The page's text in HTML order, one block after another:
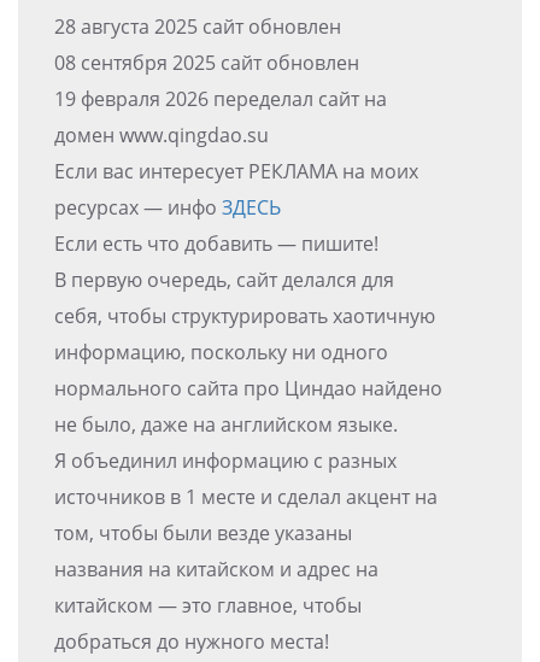
28 августа 2025 сайт обновлен
08 сентября 2025 сайт обновлен
19 февраля 2026 переделал сайт на
домен www.qingdao.su
Если вас интересует РЕКЛАМА на моих
ресурсах — инфо ЗДЕСЬ
Если есть что добавить — пишите!
В первую очередь, сайт делался для
себя, чтобы структурировать хаотичную
информацию, поскольку ни одного
нормального сайта про Циндао найдено
не было, даже на английском языке.
Я объединил информацию с разных
источников в 1 месте и сделал акцент на
том, чтобы были везде указаны
названия на китайском и адрес на
китайском — это главное, чтобы
добраться до нужного места!